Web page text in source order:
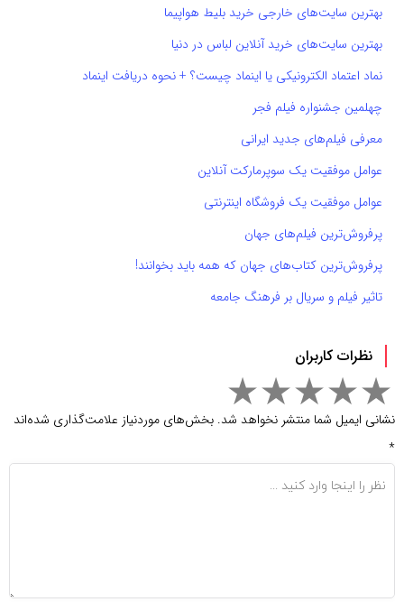
بهترین سایت‌های خارجی خرید بلیط هواپیما
بهترین سایت‌های خرید آنلاین لباس در دنیا
نماد اعتماد الکترونیکی یا اینماد چیست؟ + نحوه دریافت اینماد
چهلمین جشنواره فیلم فجر
معرفی فیلم‌های جدید ایرانی
عوامل موفقیت یک سوپرمارکت آنلاین
عوامل موفقیت یک فروشگاه اینترنتی
پرفروش‌ترین فیلم‌های جهان
پرفروش‌ترین کتاب‌های جهان که همه باید بخوانند!
تاثیر فیلم و سریال بر فرهنگ جامعه
نظرات کاربران
نشانی ایمیل شما منتشر نخواهد شد. بخش‌های موردنیاز علامت‌گذاری شده‌اند
*